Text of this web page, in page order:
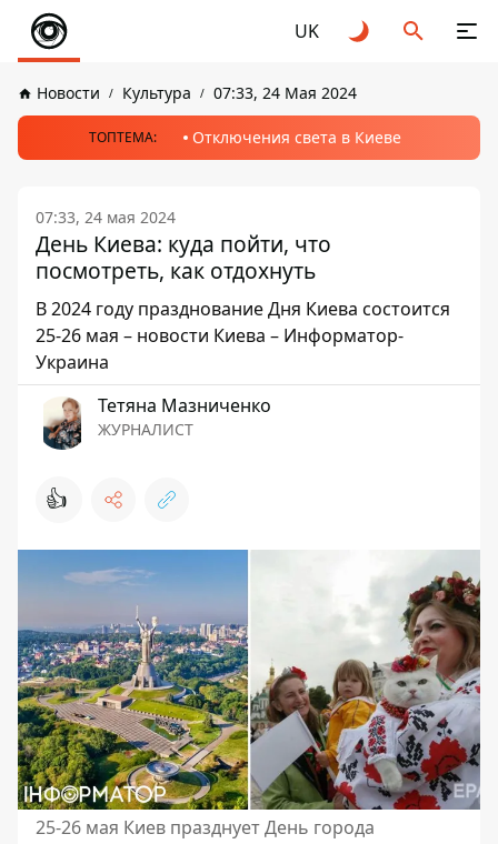
UK
Новости Культура 07:33, 24 Мая 2024
ТОПТЕМА: Отключения света в Киеве
07:33, 24 мая 2024
День Киева: куда пойти, что
посмотреть, как отдохнуть
В 2024 году празднование Дня Киева состоится
25-26 мая – новости Киева – Информатор-
Украина
Тетяна Мазниченко
ЖУРНАЛИСТ
👍
25-26 мая Киев празднует День города